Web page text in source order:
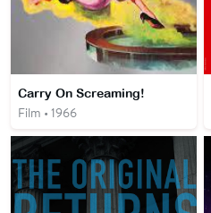
Carry On Screaming!
Film • 1966